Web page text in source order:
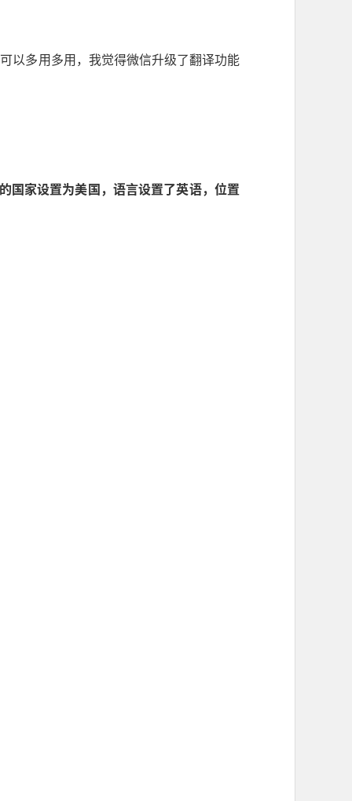
以多用多用，我觉得微信升级了翻译功能
国家设置为美国，语言设置了英语，位置